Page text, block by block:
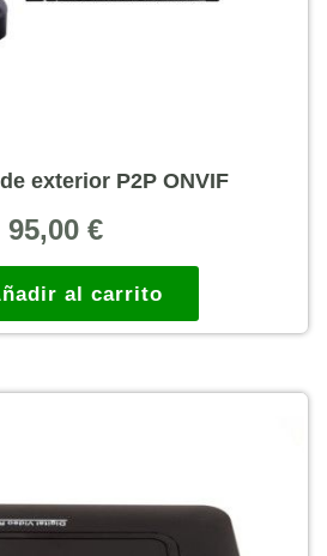
exterior P2P ONVIF
95,00 €
al carrito